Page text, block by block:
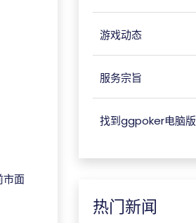
市面
游戏动态
服务宗旨
找到ggpoker电脑版
热门新闻